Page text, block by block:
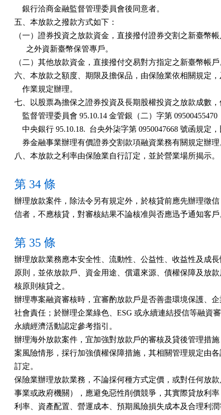
    銀行洽商金融監督管理委員會後同意者。
五、本放款之撥款方式如下：
（一）證券投資之放款資金，直接撥付證券交割之新臺幣
      之外資新臺幣保管專戶。
（二）其他放款資金，直接撥付交易對方指定之新臺幣帳
六、本放款之額度、期限及擔保品，由保險業依相關規定
    作業規定辦理。
七、以股票為擔保之證券投資及長期股權投資之放款成數
監督管理委員會 95.10.14 金管銀（二）字第 09500455470
中央銀行 95.10.18.  台央外柒字第 0950047668 號函規定
券金融事業辦理有價證券交割款項融資業務有關規定辦
八、本放款之利率由保險業自行訂定，並於營業場所揭示。
第 34 條
辦理放款案件，除法令另有規定外，於核貸前應先辦理徵
信者，不應核貸，對審核結果不論核准與否應迅予通知客戶
第 35 條
辦理放款業務應本安全性、流動性、公益性、收益性及成
原則，並依放款戶、資金用途、償還來源、債權保障及放
核原則核貸之。
辦理專案融資審核時，宜審酌放款戶是否善盡環境保護、
社會責任；於辦理企業綠色、ESG 或永續連結授信等融資
永續經濟活動認定參考指引。
辦理海外放款案件，宜加強對放款戶的審核及貸後管理措
案風險情形，採行加強債權保障措施，其相關管理規定由
訂定。
保險業辦理放款業務，不論採何種方式定價，或對任何放
事業或政府機關），應避免惡性削價競爭，其實際貸放利
利率、資產配置、營運成本、預期風險損失成本及合理利